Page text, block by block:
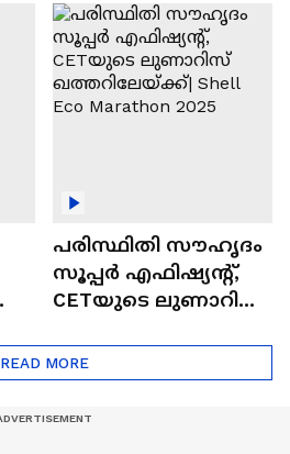
പരിസ്ഥിതി സൗഹൃദം
സൂപ്പർ എഫിഷ്യന്റ്,
CETയുടെ ലുണാറിസ്
Eco Marathon 2025
READ MORE